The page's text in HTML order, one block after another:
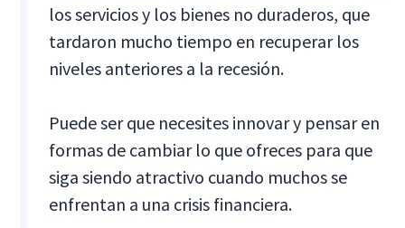
los servicios y los bienes no duraderos, que
tardaron mucho tiempo en recuperar los
niveles anteriores a la recesión.
Puede ser que necesites innovar y pensar en
formas de cambiar lo que ofreces para que
siga siendo atractivo cuando muchos se
enfrentan a una crisis financiera.